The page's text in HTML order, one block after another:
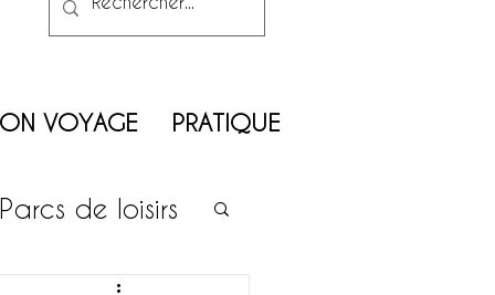
VOYAGE PRATIQUE
Parcs de loisirs